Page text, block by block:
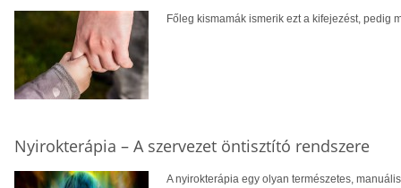
Főleg kismamák ismerik ezt a kifejezést, pedig
Nyirokterápia – A szervezet öntisztító rendszere
A nyirokterápia egy olyan természetes,